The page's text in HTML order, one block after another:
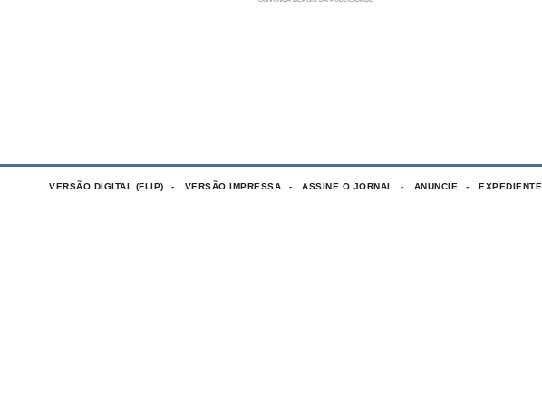
VERSÃO DIGITAL (FLIP) VERSÃO IMPRESSA ASSINE O JORNAL ANUNCIE EXPEDIENTE